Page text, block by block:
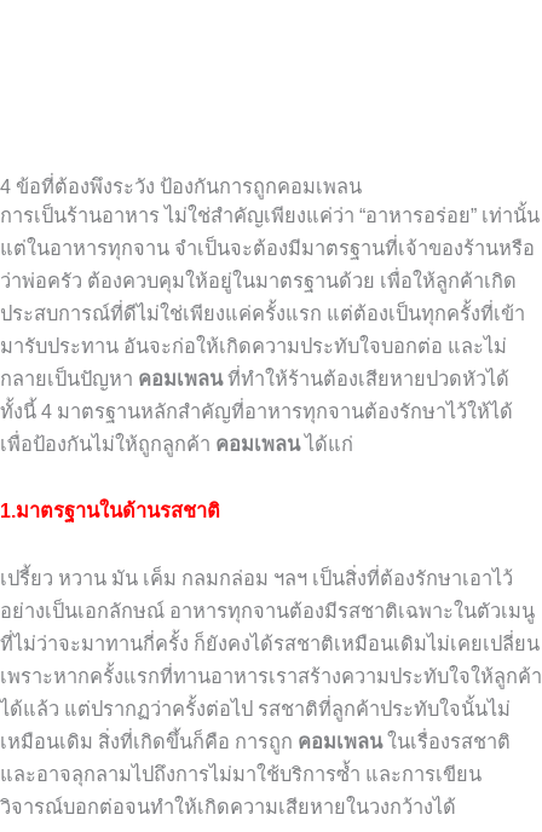
4 ข้อที่ต้องพึงระวัง ป้องกันการถูกคอมเพลน
การเป็นร้านอาหาร ไม่ใช่สำคัญเพียงแค่ว่า “อาหารอร่อย” เท่านั้น
แต่ในอาหารทุกจาน จำเป็นจะต้องมีมาตรฐานที่เจ้าของร้านหรือ
ว่าพ่อครัว ต้องควบคุมให้อยู่ในมาตรฐานด้วย เพื่อให้ลูกค้าเกิด
ประสบการณ์ที่ดีไม่ใช่เพียงแค่ครั้งแรก แต่ต้องเป็นทุกครั้งที่เข้า
มารับประทาน อันจะก่อให้เกิดความประทับใจบอกต่อ และไม่
กลายเป็นปัญหา คอมเพลนที่ทำให้ร้านต้องเสียหายปวดหัวได้
ทั้งนี้ 4 มาตรฐานหลักสำคัญที่อาหารทุกจานต้องรักษาไว้ให้ได้
เพื่อป้องกันไม่ให้ถูกลูกค้า คอมเพลนได้แก่
1.มาตรฐานในด้านรสชาติ
เปรี้ยว หวาน มัน เค็ม กลมกล่อม ฯลฯ เป็นสิ่งที่ต้องรักษาเอาไว้
อย่างเป็นเอกลักษณ์ อาหารทุกจานต้องมีรสชาติเฉพาะในตัวเมนู
ที่ไม่ว่าจะมาทานกี่ครั้ง ก็ยังคงได้รสชาติเหมือนเดิมไม่เคยเปลี่ยน
เพราะหากครั้งแรกที่ทานอาหารเราสร้างความประทับใจให้ลูกค้า
ได้แล้ว แต่ปรากฏว่าครั้งต่อไป รสชาติที่ลูกค้าประทับใจนั้นไม่
เหมือนเดิม สิ่งที่เกิดขึ้นก็คือ การถูก คอมเพลนในเรื่องรสชาติ
และอาจลุกลามไปถึงการไม่มาใช้บริการซ้ำ และการเขียน
วิจารณ์บอกต่อจนทำให้เกิดความเสียหายในวงกว้างได้